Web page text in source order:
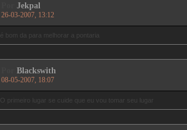
Jekpal
26-03-2007, 13:12
é bom da para melhorar a pontaria
Blackswith
08-05-2007, 18:07
O primeiro lugar se cuide que eu vou tomar seu lugar